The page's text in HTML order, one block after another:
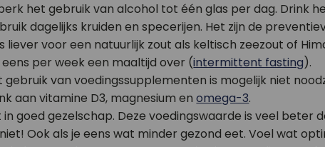
het gebruik van alcohol tot één glas per dag. Drink
dagelijks kruiden en specerijen. Het zijn de
liever voor een natuurlijk zout als keltisch zeezout of
eens per week een maaltijd over (intermittent fasting).
gebruik van voedingssupplementen is mogelijk niet
aan vitamine D3, magnesium enomega-3.
in goed gezelschap. Deze voedingswaarde is veel beter
Ook als je eens wat minder gezond eet. Voel wat